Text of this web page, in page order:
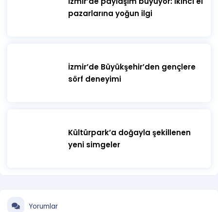
pazarlarına yoğun ilgi
İzmir’de Büyükşehir’den gençlere
sörf deneyimi
Kültürpark’a doğayla şekillenen
yeni simgeler
Yorumlar